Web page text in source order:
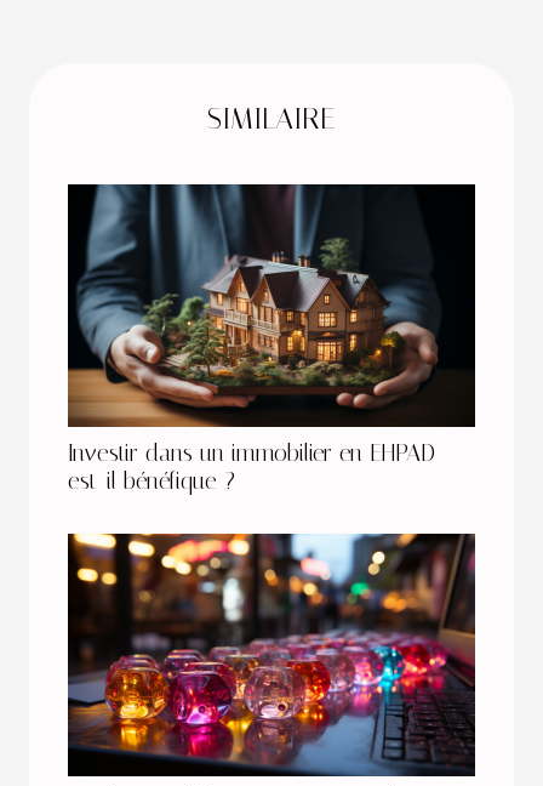
SIMILAIRE
Investir dans un immobilier en EHPAD
est-il bénéfique ?